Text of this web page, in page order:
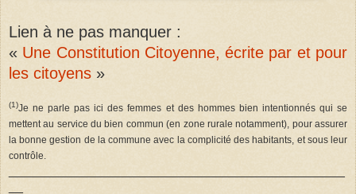
Lien à ne pas manquer :
« Une Constitution Citoyenne, écrite par et pour
les citoyens »
(1)Je ne parle pas ici des femmes et des hommes bien intentionnés qui se
mettent au service du bien commun (en zone rurale notamment), pour assurer
la bonne gestion de la commune avec la complicité des habitants, et sous leur
contrôle.